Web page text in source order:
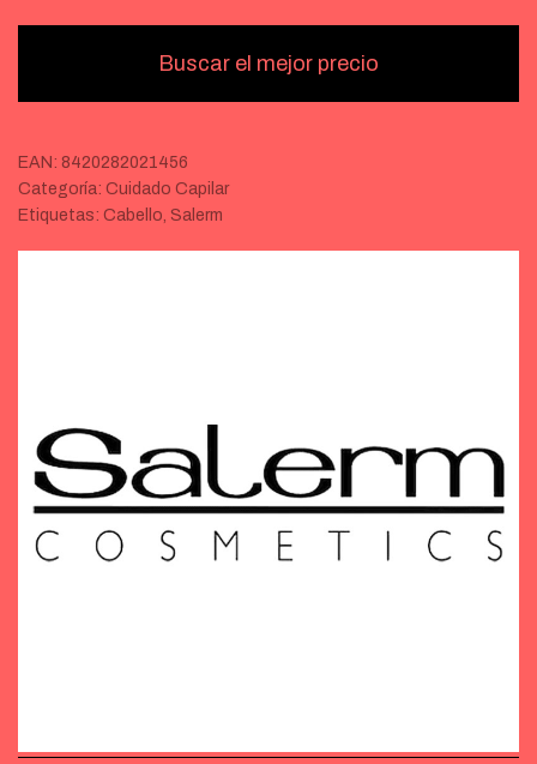
Buscar el mejor precio
EAN: 8420282021456
Categoría: Cuidado Capilar
Etiquetas: Cabello, Salerm